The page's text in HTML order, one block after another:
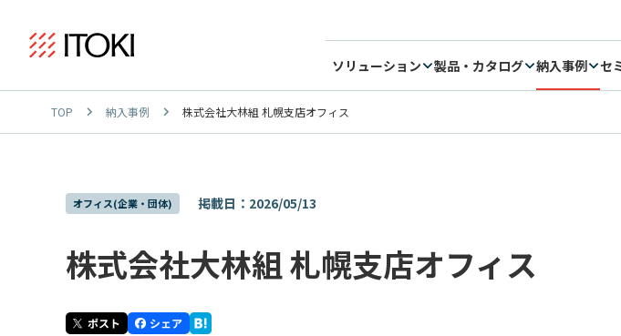
ソリューション 製品・カタログ 納入事例 セ
TOP 納入事例 株式会社大林組 札幌支店オフィス
オフィス(企業・団体) 掲載日：2026/05/13
株式会社大林組 札幌支店オフィス